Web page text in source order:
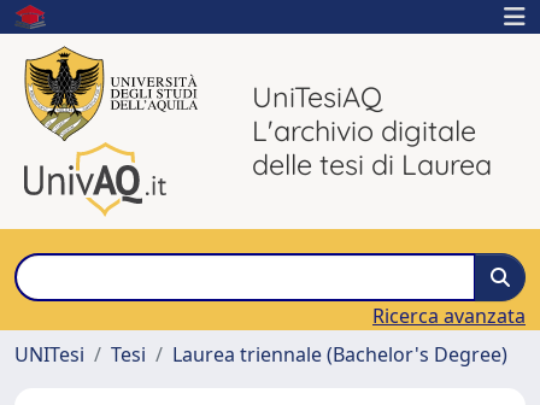
UniTesiAQ
L'archivio digitale
delle tesi di Laurea
Ricerca avanzata
UNITesi
Tesi Laurea triennale (Bachelor's Degree)